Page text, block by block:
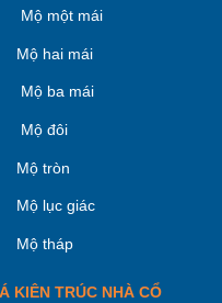
Mộ một mái
Mộ hai mái
Mộ ba mái
Mộ đôi
Mộ tròn
Mộ lục giác
Mộ tháp
KIÊN TRÚC NHÀ CỔ